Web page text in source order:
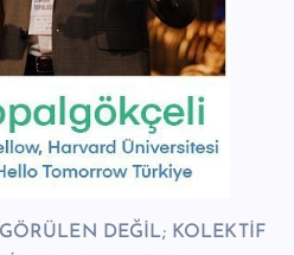
DEĞİL; KOLEKTİF